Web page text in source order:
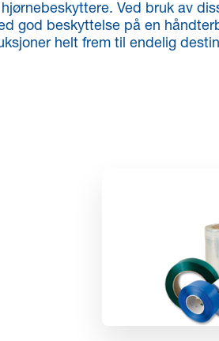
Ved bruk av
god beskyttelse på en
helt frem til endelig